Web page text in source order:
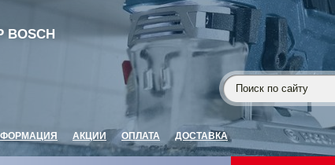
BOSCH
АКЦИИ ОПЛАТА ДОСТАВКА